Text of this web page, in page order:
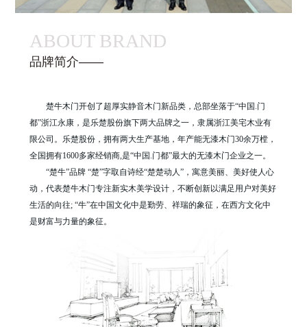
ABOUT BRAND
品牌简介——
楚牛木门开创了超厚实静音木门新品类，总部坐落于“中国.门
都”浙江永康，是乐楚股份旗下两大品牌之一，隶属浙江美宅木业有
限公司。乐楚股份，拥有两大生产基地，年产能无漆木门30余万樘，
全国拥有1600多家经销商,是“中国.门都”最大的无漆木门企业之一。
“楚牛”品牌 “楚”字取自诗经“楚楚动人”，寓意美丽、美好使人心
动，代表楚牛木门专注新实木美学设计，不断创新以满足用户对美好
生活的向往; “牛”在中国文化中是勤劳、祥瑞的象征，在西方文化中
是财富与力量的象征。